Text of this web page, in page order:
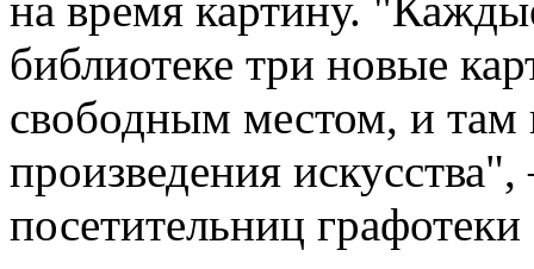
библиотеке три новые
свободным местом, и там
произведения
посетительниц